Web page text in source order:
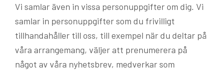
Vi samlar även in vissa personuppgifter om dig. Vi
samlar in personuppgifter som du frivilligt
tillhandahåller till oss, till exempel när du deltar på
våra arrangemang, väljer att prenumerera på
något av våra nyhetsbrev, medverkar som